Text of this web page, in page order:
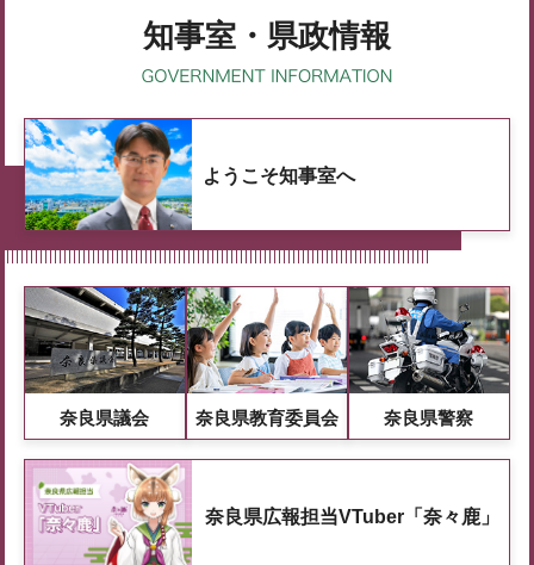
知事室・県政情報
ようこそ知事室へ
奈良県議会 奈良県教育委員会 奈良県警察
奈良県広報担当VTuber「奈々鹿」